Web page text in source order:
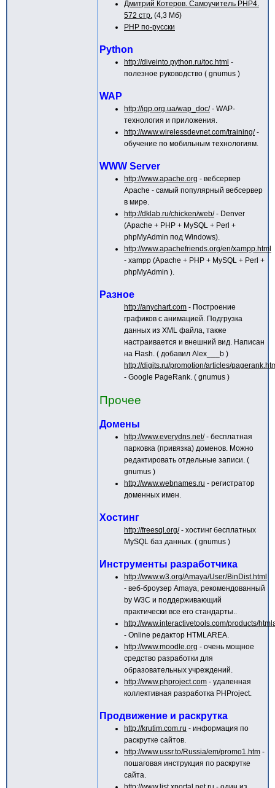
Дмитрий Котеров. Самоучитель PHP4.
572 стр. (4,3 Мб)
PHP по-русски
Python
http://diveinto.python.ru/toc.html -
полезное руководство ( gnumus )
WAP
http://igp.org.ua/wap_doc/- WAP-
технология и приложения.
http://www.wirelessdevnet.com/training/-
обучение по мобильным технологиям.
WWW Server
http://www.apache.org - вебсервер
Apache - самый популярный вебсервер
в мире.
http://dklab.ru/chicken/web/- Denver
(Apache + PHP + MySQL + Perl +
phpMyAdmin под Windows).
http://www.apachefriends.org/en/xampp.html
- xampp (Apache + PHP + MySQL + Perl +
phpMyAdmin ).
Разное
http://anychart.com - Построение
графиков с анимацией. Подгрузка
данных из XML файла, также
настраивается и внешний вид. Написан
на Flash. ( добавил Alex___b )
http://digits.ru/promotion/articles/
- Google PageRank. ( gnumus )
Прочее
Домены
http://www.everydns.net/- бесплатная
парковка (привязка) доменов. Можно
редактировать отдельные записи. (
gnumus )
http://www.webnames.ru - регистратор
доменных имен.
Хостинг
http://freesql.org/- хостинг бесплатных
MySQL баз данных. ( gnumus )
Инструменты разработчика
http://www.w3.org/Amaya/User/BinDist.html
- веб-броузер Amaya, рекомендованный
by W3C и поддерживающий
практически все его стандарты..
http://www.interactivetools.com/products/
- Online редактор HTMLAREA.
http://www.moodle.org - очень мощное
средство разработки для
образовательных учреждений.
http://www.phproject.com - удаленная
коллективная разработка PHProject.
Продвижение и раскрутка
http://krutim.com.ru - информация по
раскрутке сайтов.
http://www.ussr.to/Russia/em/promo1.htm -
пошаговая инструкция по раскрутке
сайта.